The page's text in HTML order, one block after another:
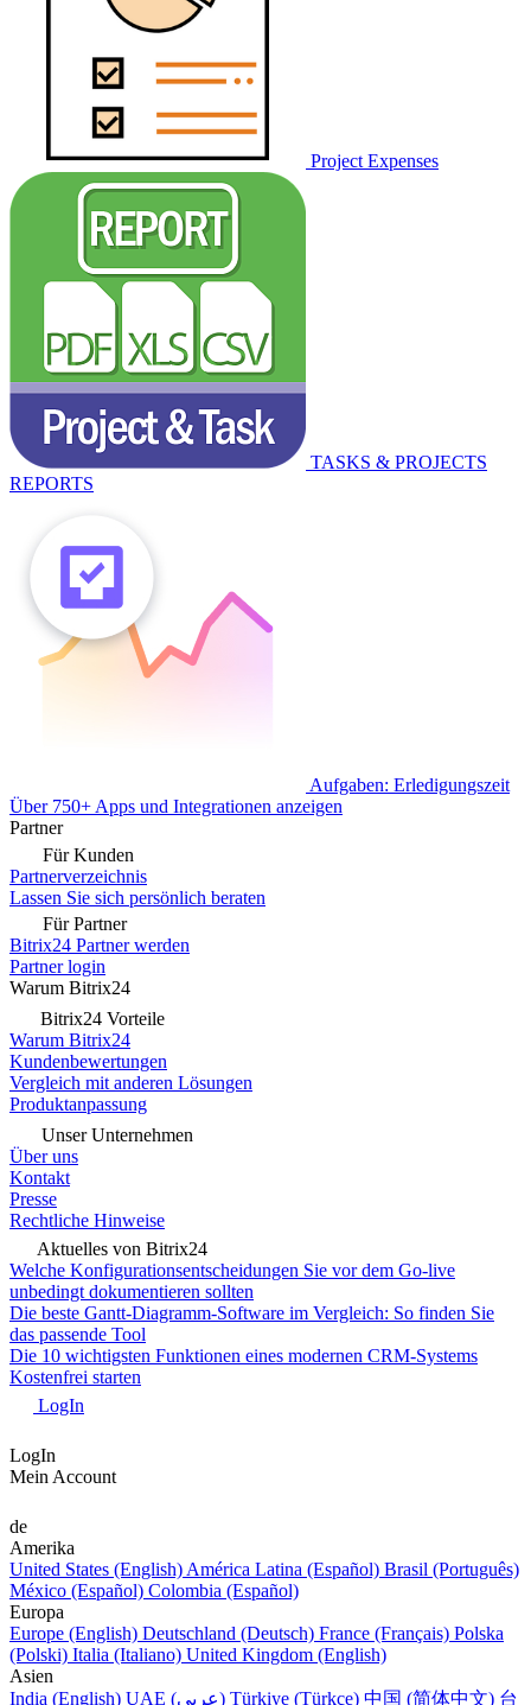
Project Expenses
TASKS & PROJECTS
REPORTS
Aufgaben: Erledigungszeit
Über 750+ Apps und Integrationen anzeigen
Partner
Für Kunden
Partnerverzeichnis
Lassen Sie sich persönlich beraten
Für Partner
Bitrix24 Partner werden
Partner login
Warum Bitrix24
Bitrix24 Vorteile
Warum Bitrix24
Kundenbewertungen
Vergleich mit anderen Lösungen
Produktanpassung
Unser Unternehmen
Über uns
Kontakt
Presse
Rechtliche Hinweise
Aktuelles von Bitrix24
Welche Konfigurationsentscheidungen Sie vor dem Go-live
unbedingt dokumentieren sollten
Die beste Gantt-Diagramm-Software im Vergleich: So finden Sie
das passende Tool
Die 10 wichtigsten Funktionen eines modernen CRM-Systems
Kostenfrei starten
LogIn
LogIn
Mein Account
de
Amerika
United States (English) América Latina (Español) Brasil (Português)
México (Español) Colombia (Español)
Europa
Europe (English) Deutschland (Deutsch) France (Français) Polska
(Polski) Italia (Italiano) United Kingdom (English)
Asien
India (English)
UAE (عربي) Türkiye (Türkçe) 中国 (简体中文) 台